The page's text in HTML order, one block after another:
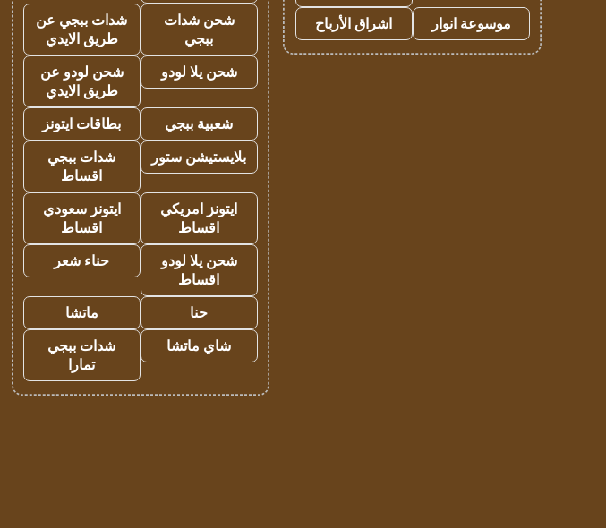
موسوعة انوار
اشراق الأرباح
شحن شدات
ببجي
شدات ببجي عن
طريق الايدي
شحن يلا لودو
شحن لودو عن
طريق الايدي
شعبية ببجي
بطاقات ايتونز
بلايستيشن ستور
شدات ببجي
اقساط
ايتونز امريكي
اقساط
ايتونز سعودي
اقساط
شحن يلا لودو
اقساط
حناء شعر
حنا
ماتشا
شاي ماتشا
شدات ببجي
تمارا